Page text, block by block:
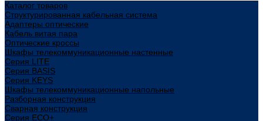
Каталог товаров
Структурированная кабельная система
Адаптеры оптические
Кабель витая пара
Оптические кроссы
Шкафы телекоммуникационные настенные
Cерия LITE
Cерия BASIS
Cерия KEYS
Шкафы телекоммуникационные напольные
Разборная конструкция
Сварная конструкция
Серия ECO+